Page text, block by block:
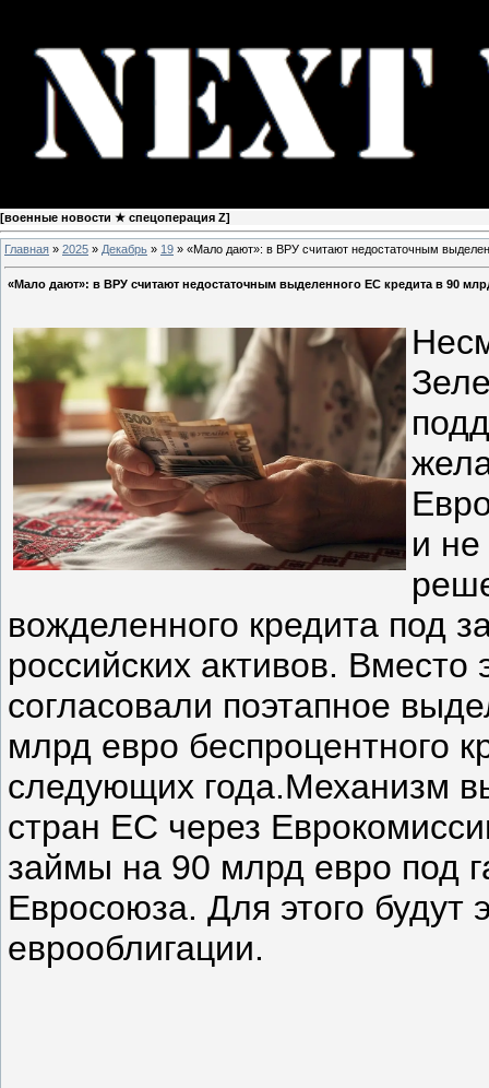
[военные новости ★ спецоперация Z]
Главная » 2025 » Декабрь » 19 » «Мало дают»: в ВРУ считают недостаточным
«Мало дают»: в ВРУ считают недостаточным выделенного ЕС кредита в 90
и
вожделенного кредита под
российских активов. Вместо
согласовали поэтапное
млрд евро беспроцентного
следующих года.Механизм
стран ЕС через
займы на 90 млрд евро под
Евросоюза. Для этого будут
еврооблигации.